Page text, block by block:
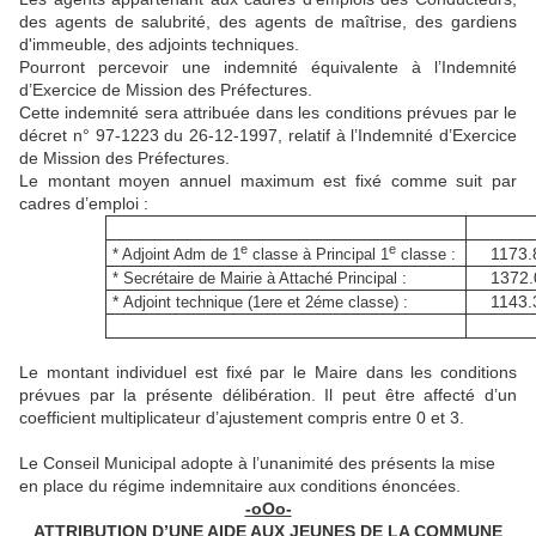
des agents de salubrité, des agents de maîtrise, des gardiens
d'immeuble, des adjoints techniques.
Pourront percevoir une indemnité équivalente à l’Indemnité
d’Exercice de Mission des Préfectures.
Cette indemnité sera attribuée dans les conditions prévues par le
décret n° 97-1223 du 26-12-1997, relatif à l’Indemnité d’Exercice
de Mission des Préfectures.
Le montant moyen annuel maximum est fixé comme suit par
cadres d’emploi :
* Adjoint Adm de 1eclasse à Principal 1eclasse :
* Secrétaire de Mairie à Attaché Principal :
* Adjoint technique (1ere et 2éme classe) :
Le montant individuel est fixé par le Maire dans les conditions
prévues par la présente délibération. Il peut être affecté d’un
coefficient multiplicateur d’ajustement compris entre 0 et 3.
Le Conseil Municipal adopte à l’unanimité des présents la mise
en place du régime indemnitaire aux conditions énoncées.
-oOo-
ATTRIBUTION D’UNE AIDE AUX JEUNES DE LA COMMUNE